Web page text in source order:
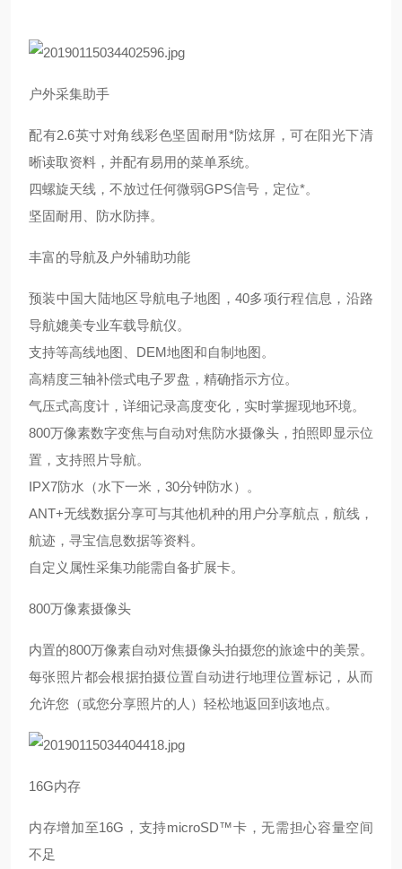
户外采集助手
配有2.6英寸对角线彩色坚固耐用*防炫屏，可在阳光下清
晰读取资料，并配有易用的菜单系统。
四螺旋天线，不放过任何微弱GPS信号，定位*。
坚固耐用、防水防摔。
丰富的导航及户外辅助功能
预装中国大陆地区导航电子地图， 40多项行程信息，沿路
导航媲美专业车载导航仪。
支持等高线地图、 DEM地图和自制地图。
高精度三轴补偿式电子罗盘，精确指示方位。
气压式高度计，详细记录高度变化，实时掌握现地环境。
800万像素数字变焦与自动对焦防水摄像头，拍照即显示位
置，支持照片导航。
IPX7防水（水下一米，30分钟防水）。
ANT+无线数据分享可与其他机种的用户分享航点，航线，
航迹，寻宝信息数据等资料。
自定义属性采集功能需自备扩展卡。
800万像素摄像头
内置的800万像素自动对焦摄像头拍摄您的旅途中的美景。
每张照片都会根据拍摄位置自动进行地理位置标记，从而
允许您（或您分享照片的人）轻松地返回到该地点。
16G内存
内存增加至16G，支持microSD™卡，无需担心容量空间
不足